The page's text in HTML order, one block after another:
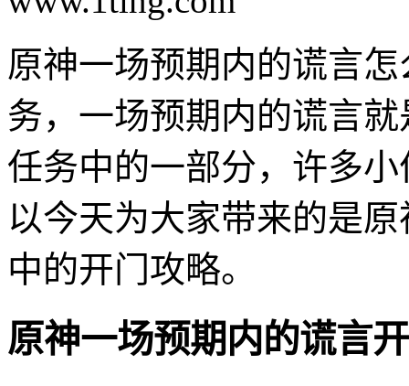
原神一场预期内的谎言
务，一场预期内的谎言
任务中的一部分，许多
以今天为大家带来的是
中的开门攻略。
原神一场预期内的谎言